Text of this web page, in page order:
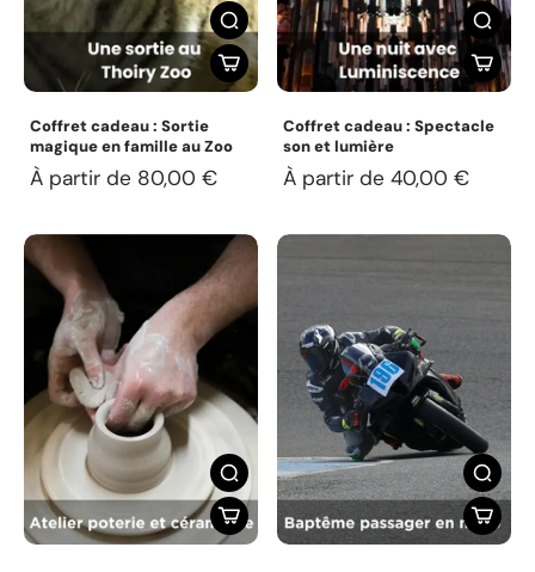
Coffret cadeau : Sortie
magique en famille au Zoo
À partir de 80,00 €
Coffret cadeau : Spectacle
son et lumière
À partir de 40,00 €